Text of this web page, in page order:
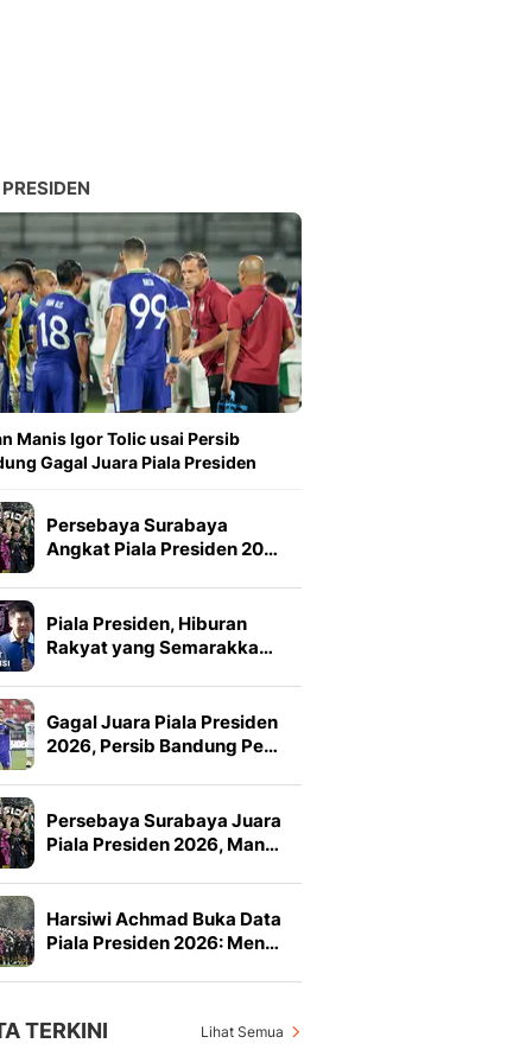
Manis Igor Tolic usai Persib
Gagal Juara Piala Presiden
Persebaya Surabaya
Angkat Piala Presiden 20…
Piala Presiden, Hiburan
Rakyat yang Semarakka…
Gagal Juara Piala Presiden
2026, Persib Bandung Pe…
Persebaya Surabaya Juara
Piala Presiden 2026, Man…
Harsiwi Achmad Buka Data
Piala Presiden 2026: Men…
TERKINI Lihat Semua